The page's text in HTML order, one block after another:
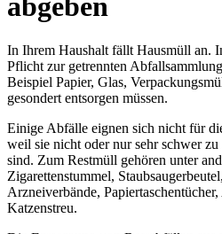
abgeben
In Ihrem Haushalt fällt Hausmüll an.
Pflicht zur getrennten
Beispiel Papier, Glas,
gesondert entsorgen müssen.
Einige Abfälle eignen sich nicht für
weil sie nicht oder nur sehr schwer
sind. Zum Restmüll gehören unter
Zigarettenstummel,
Arzneiverbände,
Katzenstreu.